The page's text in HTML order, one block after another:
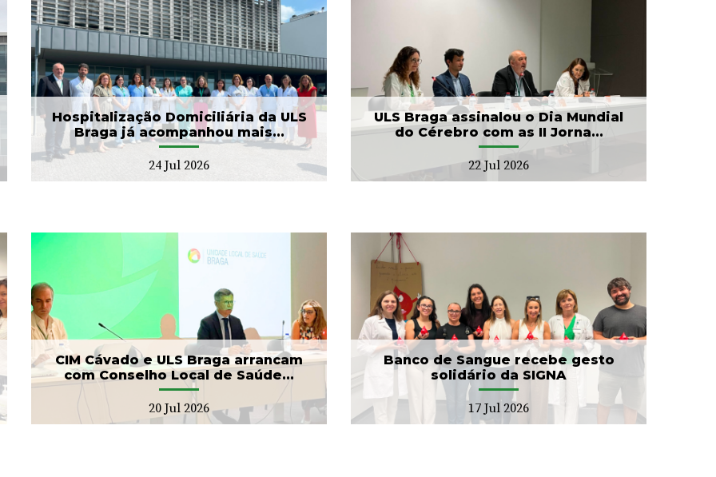
Hospitalização Domiciliária da ULS
Braga já acompanhou mais...
24 Jul 2026
ULS Braga assinalou o Dia Mundial
do Cérebro com as II Jorna...
22 Jul 2026
ULS Braga assinalou o Dia
Mundial do Cérebro com
as II Jorna...
22 Jul 2026
CIM Cávado e ULS Braga arrancam
com Conselho Local de Saúde...
20 Jul 2026
Banco de Sangue recebe gesto
solidário da SIGNA
17 Jul 2026
Banco de Sangue recebe
gesto solidário da SIGNA
17 Jul 2026